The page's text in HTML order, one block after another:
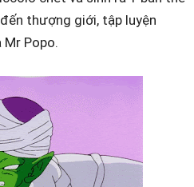
thượng giới, tập luyện
Popo.